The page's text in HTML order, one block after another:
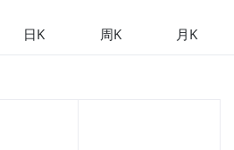
市盈率
日K 周K 月K